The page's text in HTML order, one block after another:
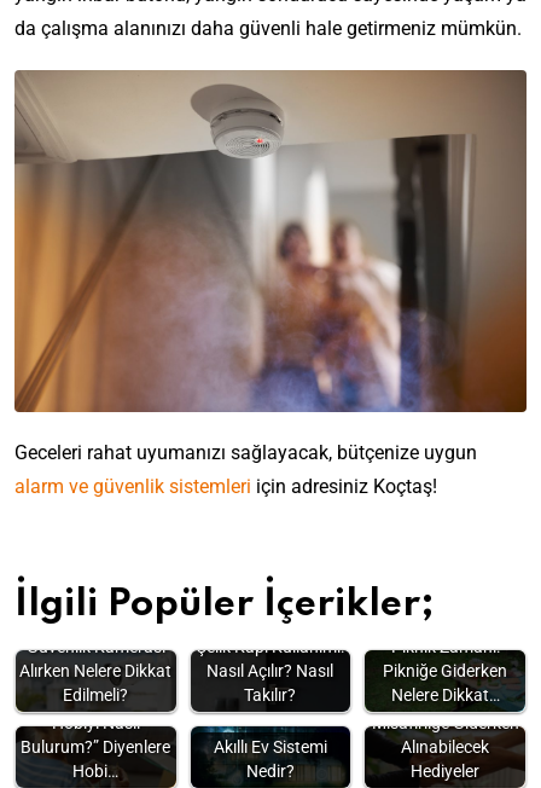
da çalışma alanınızı daha güvenli hale getirmeniz mümkün.
Geceleri rahat uyumanızı sağlayacak, bütçenize uygun
alarm ve güvenlik sistemleri için adresiniz Koçtaş!
İlgili Popüler İçerikler;
Güvenlik Kamerası
Alırken Nelere Dikkat
Edilmeli?
Çelik Kapı Kullanımı:
Nasıl Açılır? Nasıl
Takılır?
Piknik Zamanı:
Pikniğe Giderken
Nelere Dikkat…
“Kendime Uygun
Hobiyi Nasıl
Bulurum?” Diyenlere
Hobi…
Akıllı Ev Sistemi
Nedir?
Misafirliğe Giderken
Alınabilecek
Hediyeler